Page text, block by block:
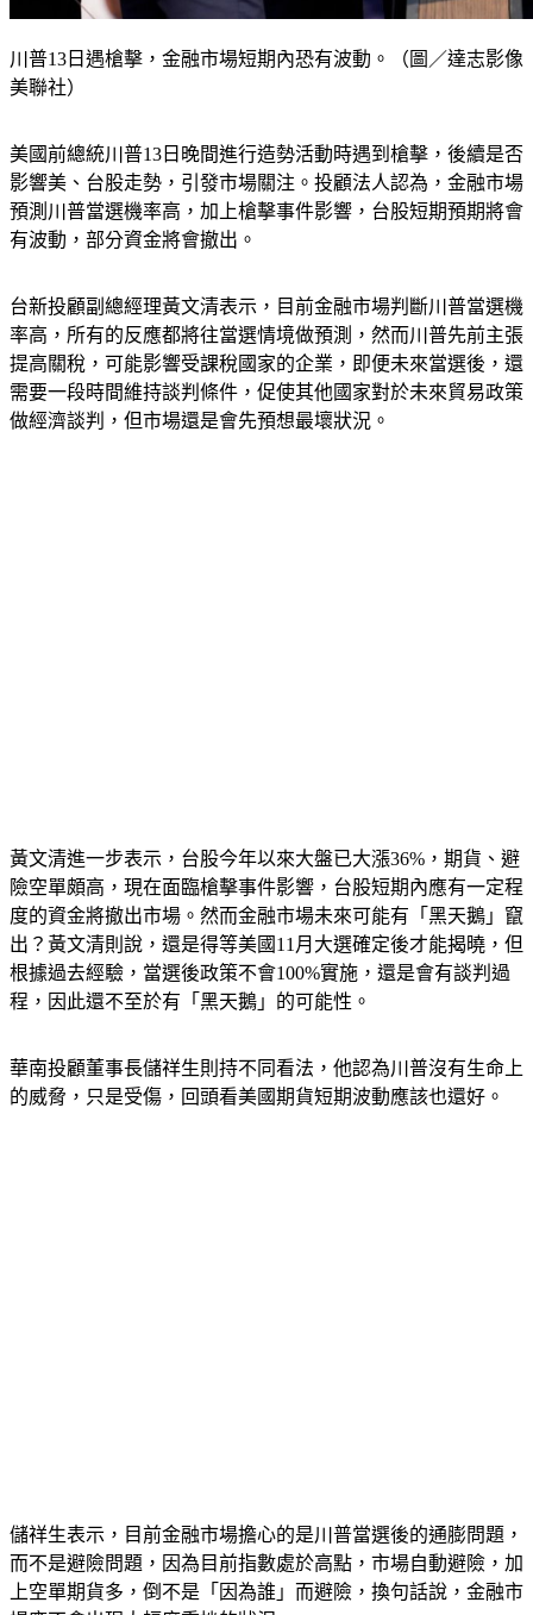
美聯社）
影響美、台股走勢，引發市場關注。投顧法人認為，金融市場
預測川普當選機率高，加上槍擊事件影響，台股短期預期將會
有波動，部分資金將會撤出。
率高，所有的反應都將往當選情境做預測，然而川普先前主張
提高關稅，可能影響受課稅國家的企業，即便未來當選後，還
需要一段時間維持談判條件，促使其他國家對於未來貿易政策
做經濟談判，但市場還是會先預想最壞狀況。
險空單頗高，現在面臨槍擊事件影響，台股短期內應有一定程
度的資金將撤出市場。然而金融市場未來可能有「黑天鵝」竄
出？黃文清則說，還是得等美國11月大選確定後才能揭曉，但
根據過去經驗，當選後政策不會100%實施，還是會有談判過
程，因此還不至於有「黑天鵝」的可能性。
的威脅，只是受傷，回頭看美國期貨短期波動應該也還好。
而不是避險問題，因為目前指數處於高點，市場自動避險，加
上空單期貨多，倒不是「因為誰」而避險，換句話說，金融市
場應不會出現大幅度重挫的狀況。